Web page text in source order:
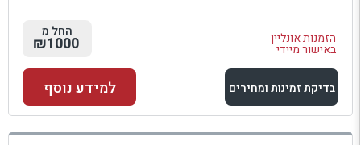
הזמנות אונליין
באישור מיידי
החל מ
₪1000
בדיקת זמינות ומחירים
למתחם זה
למידע נוסף